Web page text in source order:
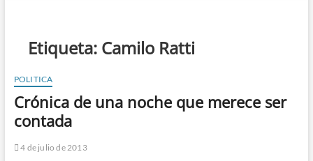
e
Etiqueta: Camilo Ratti
POLITICA
Crónica de una noche que merece ser
contada
4 de julio de 2013